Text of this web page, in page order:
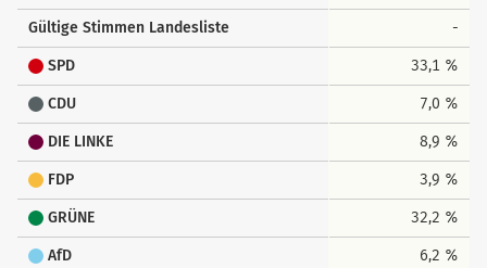
Gültige Stimmen Landesliste -
SPD 33,1 %
CDU 7,0 %
DIE LINKE 8,9 %
FDP 3,9 %
GRÜNE 32,2 %
AfD 6,2 %